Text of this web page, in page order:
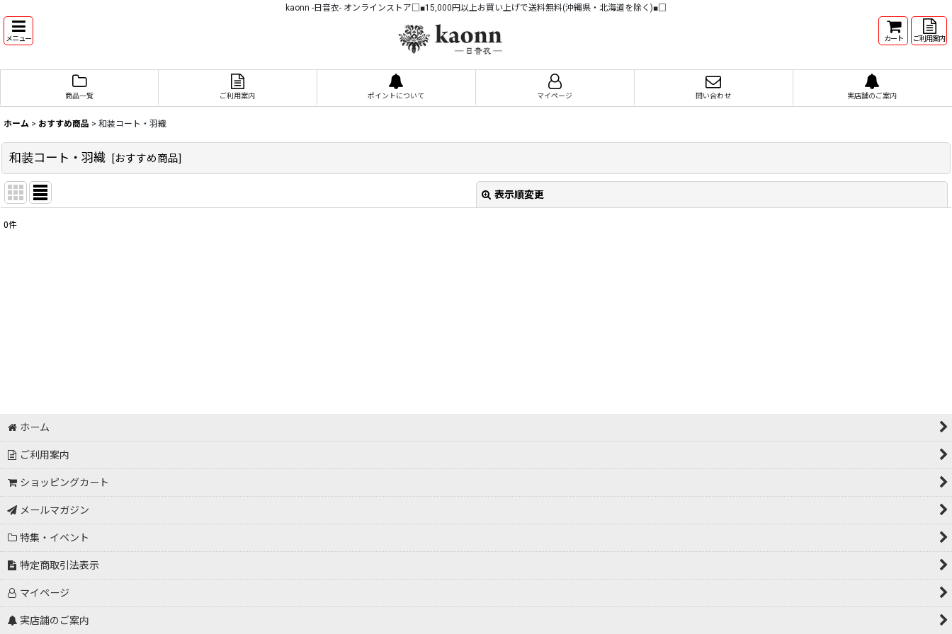
kaonn -日音衣- オンラインストア□■15,000円以上お買い上げで送料無料(沖縄県・北海道を除く)■□
メニュー カート ご利用案内
商品一覧 ご利用案内 ポイントについて マイページ 問い合わせ 実店舗のご案内
ホーム > おすすめ商品 > 和装コート・羽織
和装コート・羽織 [おすすめ商品]
表示順変更
0件
ホーム
ご利用案内
ショッピングカート
メールマガジン
特集・イベント
特定商取引法表示
マイページ
実店舗のご案内